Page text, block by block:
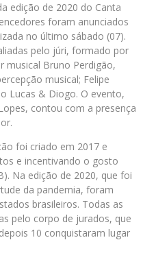
edição de 2020 do Canta
foram anunciados
no último sábado (07).
pelo júri, formado por
musical Bruno Perdigão,
musical; Felipe
Lucas & Diogo. O evento,
Lopes, contou com a presença
foi criado em 2017 e
e incentivando o gosto
Na edição de 2020, que foi
da pandemia, foram
brasileiros. Todas as
pelo corpo de jurados, que
10 conquistaram lugar